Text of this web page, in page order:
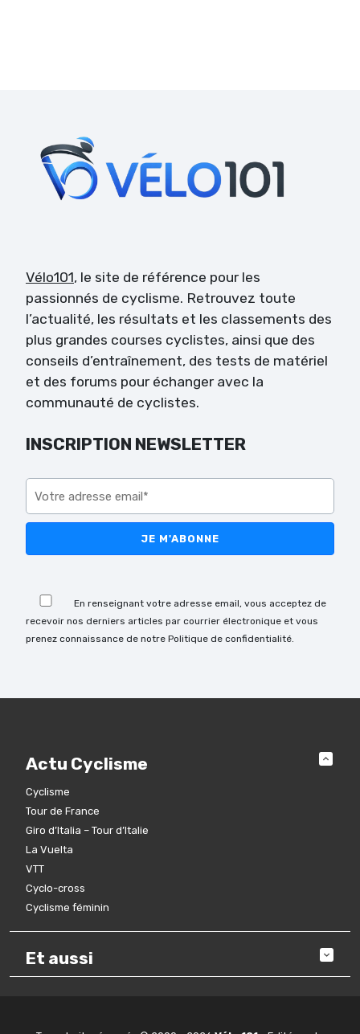
Vélo101, le site de référence pour les
passionnés de cyclisme. Retrouvez toute
l’actualité, les résultats et les classements des
plus grandes courses cyclistes, ainsi que des
conseils d’entraînement, des tests de matériel
et des forums pour échanger avec la
communauté de cyclistes.
INSCRIPTION NEWSLETTER
En renseignant votre adresse email, vous acceptez de
recevoir nos derniers articles par courrier électronique et vous
prenez connaissance de notre Politique de confidentialité.
Actu Cyclisme
Cyclisme
Tour de France
Giro d’Italia – Tour d’Italie
La Vuelta
VTT
Cyclo-cross
Cyclisme féminin
Et aussi